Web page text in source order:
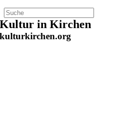
Zum
Inhalt
springen
Kultur in Kirchen
kulturkirchen.org